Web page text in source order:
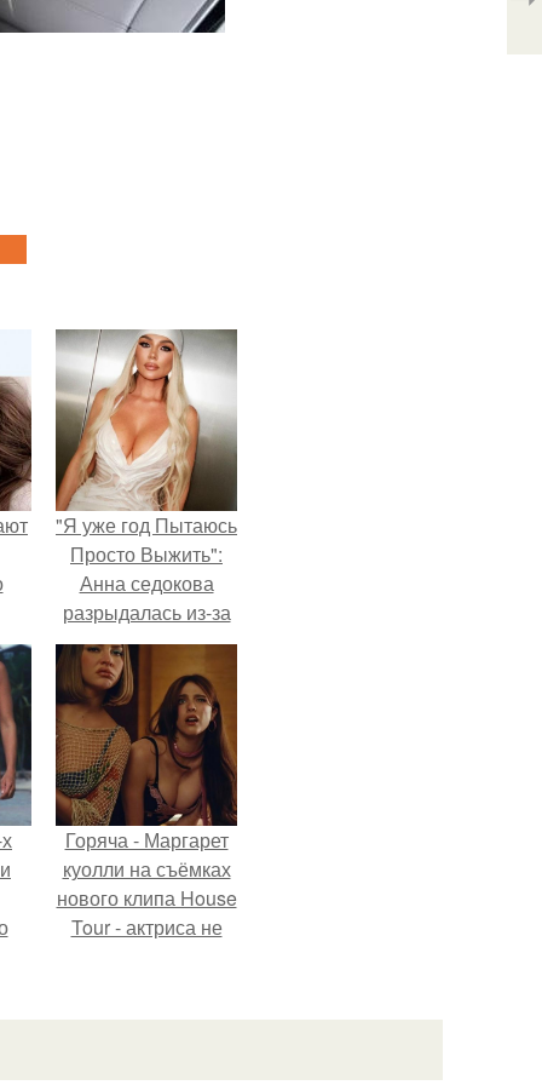
"Я уже год Пытаюсь
Просто Выжить":
Анна седокова
разрыдалась из-за
жесткой травли и
проклятий в сети.
Горяча - Маргарет
куолли на съёмках
нового клипа House
Tour - актриса не
выступила в роли